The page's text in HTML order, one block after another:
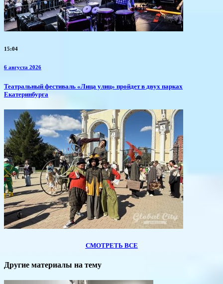
15:04
6 августа 2026
​Театральный фестиваль «Лица улиц» пройдет в двух парках
Екатеринбурга
СМОТРЕТЬ ВСЕ
Другие материалы на тему